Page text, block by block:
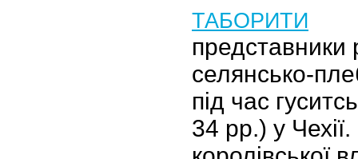
ТАБОРИТИ
представники
селянсько-
під час
34 рр.) у